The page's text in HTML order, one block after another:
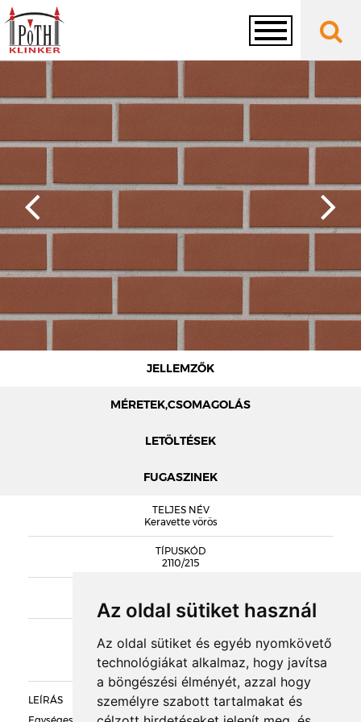
Az oldal sütiket használ
Az oldal sütiket és egyéb nyomkövető
technológiákat alkalmaz, hogy javítsa
a böngészési élményét, azzal hogy
személyre szabott tartalmakat és
Toggle
navigation
JELLEMZŐK
MÉRETEK,CSOMAGOLÁS
LETÖLTÉSEK
FUGASZINEK
TELJES NÉV
Keravette vörös
TÍPUSKÓD
2110/215
Keravette
LEÍRÁS
TÖMEG
RAKLAPTÖMEG
DARABSÚLY
KERAVETTE SZÉRIA PROSPEKTUS
STRÖHER HOMLOKZATI LAP PROSPEKTUS
STRÖHER HOMLOKZATI LAP TELJ. NYILATKOZAT